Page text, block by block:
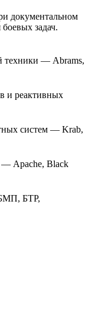
документальном
задач.
техники — Abrams,
и реактивных
систем — Krab,
— Apache, Black
БМП, БТР,